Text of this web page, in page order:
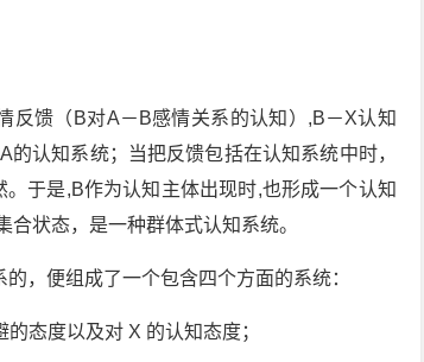
馈（B对A－B感情关系的认知）,B－X认知
认知系统；当把反馈包括在认知系统中时，
于是,B作为认知主体出现时,也形成一个认知
状态，是一种群体式认知系统。
，便组成了一个包含四个方面的系统：
态度以及对 X 的认知态度；